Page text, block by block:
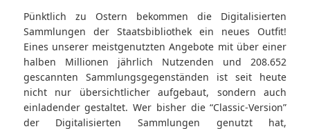
Pünktlich zu Ostern bekommen die Digitalisierten
Sammlungen der Staatsbibliothek ein neues Outfit!
Eines unserer meistgenutzten Angebote mit über einer
halben Millionen jährlich Nutzenden und 208.652
gescannten Sammlungsgegenständen ist seit heute
nicht nur übersichtlicher aufgebaut, sondern auch
einladender gestaltet. Wer bisher die “Classic-Version”
der Digitalisierten Sammlungen genutzt hat,